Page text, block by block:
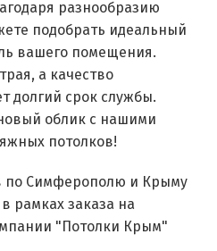
разнообразию
подобрать идеальный
вашего помещения.
а качество
долгий срок службы.
облик с нашими
потолков!
по Симферополю и Крыму
рамках заказа на
"Потолки Крым"